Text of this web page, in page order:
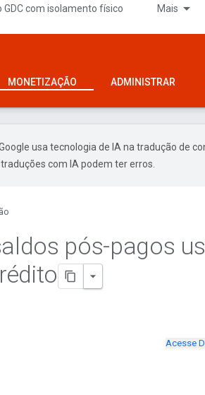
GDC com isolamento físico Mais
MONETIZAÇÃO ADMINISTRAR
usa tecnologia de IA na tradução de
com IA podem ter erros.
pós-pagos
Acesse